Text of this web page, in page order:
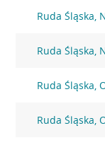
Ruda Śląska,
Ruda Śląska,
Ruda Śląska,
Ruda Śląska,